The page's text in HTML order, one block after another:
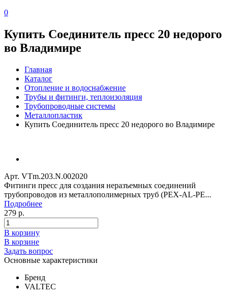
0
Купить Соединитель пресс 20 недорого
во Владимире
Главная
Каталог
Отопление и водоснабжение
Трубы и фитинги, теплоизоляция
Трубопроводные системы
Металлопластик
Купить Соединитель пресс 20 недорого во Владимире
Арт. VTm.203.N.002020
Фитинги пресс для создания неразъемных соединений
трубопроводов из металлополимерных труб (PEX-AL-PE...
Подробнее
279 р.
В корзину
В корзине
Задать вопрос
Основные характеристики
Бренд
VALTEC